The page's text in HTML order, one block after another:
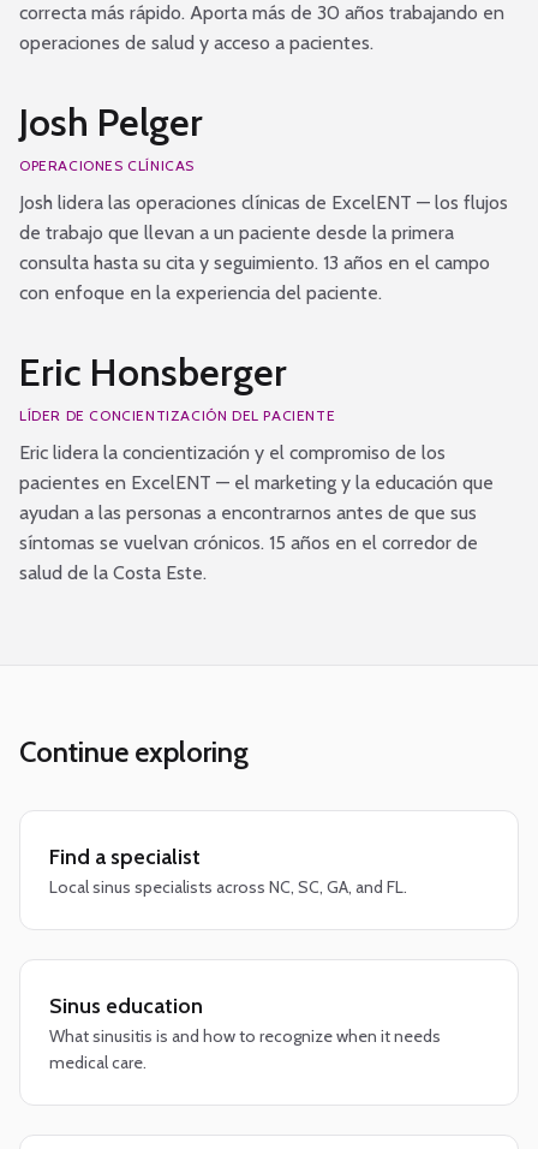
correcta más rápido. Aporta más de 30 años trabajando en
operaciones de salud y acceso a pacientes.
Josh Pelger
OPERACIONES CLÍNICAS
Josh lidera las operaciones clínicas de ExcelENT — los flujos
de trabajo que llevan a un paciente desde la primera
consulta hasta su cita y seguimiento. 13 años en el campo
con enfoque en la experiencia del paciente.
Eric Honsberger
LÍDER DE CONCIENTIZACIÓN DEL PACIENTE
Eric lidera la concientización y el compromiso de los
pacientes en ExcelENT — el marketing y la educación que
ayudan a las personas a encontrarnos antes de que sus
síntomas se vuelvan crónicos. 15 años en el corredor de
salud de la Costa Este.
Continue exploring
Find a specialist
Local sinus specialists across NC, SC, GA, and FL.
Sinus education
What sinusitis is and how to recognize when it needs
medical care.